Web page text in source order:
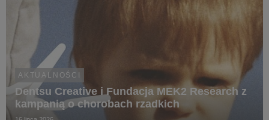
AKTUALNOŚCI
Dentsu Creative i Fundacja MEK2 Research z
kampanią o chorobach rzadkich